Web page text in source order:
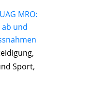
MRO:
ab und
Sport,